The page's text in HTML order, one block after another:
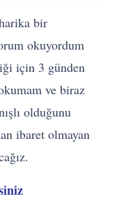
bir
okuyordum
için 3 günden
ve biraz
olduğunu
ibaret olmayan